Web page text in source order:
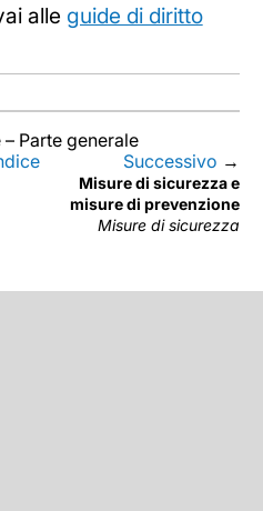
alle guide di diritto
Parte generale
Successivo →
Misure di sicurezza e
misure di prevenzione
Misure di sicurezza